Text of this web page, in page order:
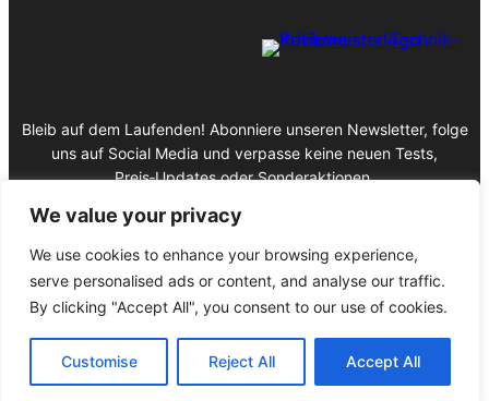
We value your privacy
We use cookies to enhance your browsing experience,
serve personalised ads or content, and analyse our traffic.
By clicking "Accept All", you consent to our use of cookies.
Customise Reject All Accept All
Bleib auf dem Laufenden! Abonniere unseren Newsletter, folge
uns auf Social Media und verpasse keine neuen Tests,
Preis‑Updates oder Sonderaktionen.
Impressum
Datenschutz
© 2025 Copyright Kritikmeister